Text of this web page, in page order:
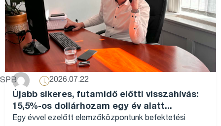
SPB 2026.07.22
Újabb sikeres, futamidő előtti visszahívás:
15,5%-os dollárhozam egy év alatt...
Egy évvel ezelőtt elemzőközpontunk befektetési